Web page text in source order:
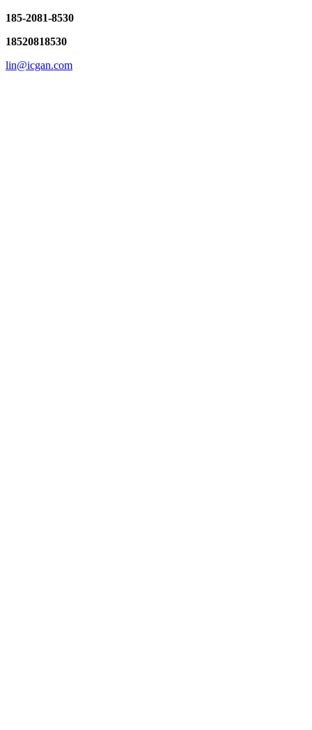
185-2081-8530
18520818530
lin@icgan.com